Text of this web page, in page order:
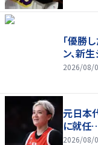
「優勝
ン、新
2026/08/
元日本
に就任
2026/08/